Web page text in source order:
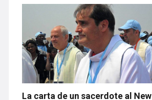
La carta de un sacerdote al New